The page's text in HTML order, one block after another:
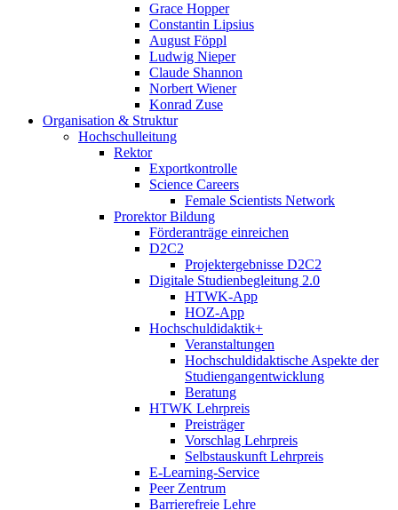
Grace Hopper
Constantin Lipsius
August Föppl
Ludwig Nieper
Claude Shannon
Norbert Wiener
Konrad Zuse
Organisation & Struktur
Hochschulleitung
Rektor
Exportkontrolle
Science Careers
Female Scientists Network
Prorektor Bildung
Förderanträge einreichen
D2C2
Projektergebnisse D2C2
Digitale Studienbegleitung 2.0
HTWK-App
HOZ-App
Hochschuldidaktik+
Veranstaltungen
Hochschuldidaktische Aspekte der
Studiengangentwicklung
Beratung
HTWK Lehrpreis
Preisträger
Vorschlag Lehrpreis
Selbstauskunft Lehrpreis
E-Learning-Service
Peer Zentrum
Barrierefreie Lehre